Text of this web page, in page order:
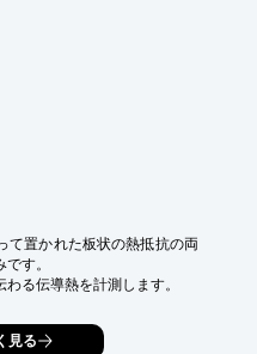
て置かれた板状の熱抵抗の両
す。
る伝導熱を計測します。
来の熱流に対する影響を避け
に数多くの熱電対を直列に接
見る